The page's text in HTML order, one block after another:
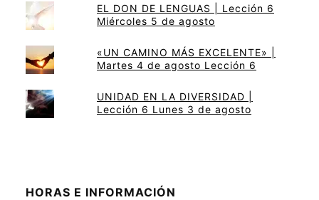
EL DON DE LENGUAS | Lección 6
Miércoles 5 de agosto
«UN CAMINO MÁS EXCELENTE» |
Martes 4 de agosto Lección 6
UNIDAD EN LA DIVERSIDAD |
Lección 6 Lunes 3 de agosto
HORAS E INFORMACIÓN